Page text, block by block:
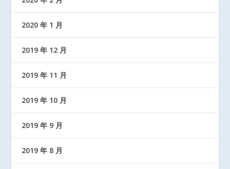
2020 年 1 月
2019 年 12 月
2019 年 11 月
2019 年 10 月
2019 年 9 月
2019 年 8 月